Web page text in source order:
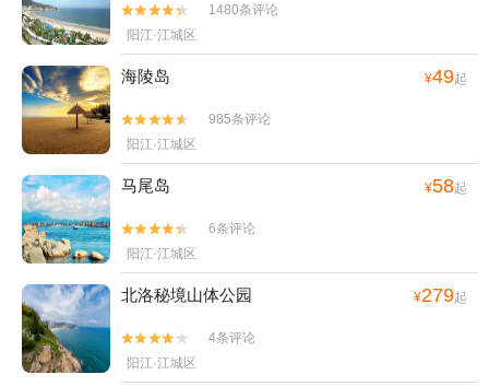


1480条评论
阳江·江城区
海陵岛 ¥49起


985条评论
阳江·江城区
马尾岛 ¥58起


6条评论
阳江·江城区
北洛秘境山体公园 ¥279起


4条评论
阳江·江城区